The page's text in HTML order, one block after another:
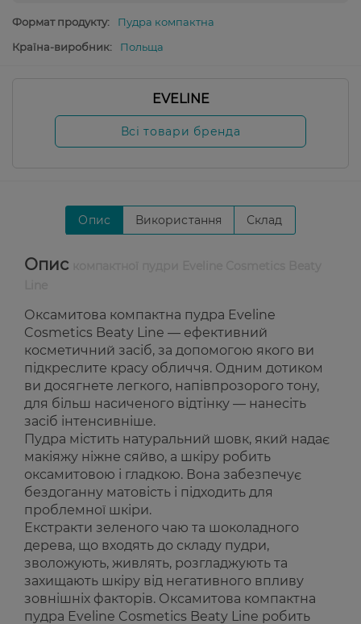
Формат продукту:
Пудра компактна
Країна-виробник:
Польща
EVELINE
Всі товари бренда
Опис Використання Склад
Опис
Оксамитова компактна пудра Eveline
Cosmetics Beaty Line — ефективний
косметичний засіб, за допомогою якого ви
підкреслите красу обличчя. Одним дотиком
ви досягнете легкого, напівпрозорого тону,
для більш насиченого відтінку — нанесіть
засіб інтенсивніше.
Пудра містить натуральний шовк, який надає
макіяжу ніжне сяйво, а шкіру робить
оксамитовою і гладкою. Вона забезпечує
бездоганну матовість і підходить для
проблемної шкіри.
Екстракти зеленого чаю та шоколадного
дерева, що входять до складу пудри,
зволожують, живлять, розгладжують та
захищають шкіру від негативного впливу
зовнішніх факторів. Оксамитова компактна
пудра Eveline Cosmetics Beaty Line робить